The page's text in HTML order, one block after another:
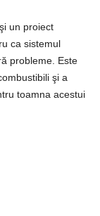
un proiect
ca sistemul
probleme. Este
şi a
toamna acestui